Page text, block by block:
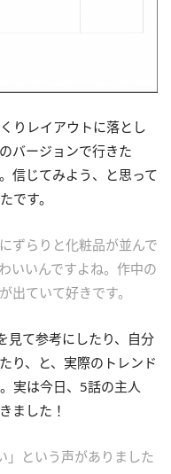
りレイアウトに落とし
バージョンで行きた
信じてみよう、と思って
です。
ずらりと化粧品が並んで
いいんですよね。作中の
出ていて好きです。
見て参考にしたり、自分
り、と、実際のトレンド
実は今日、5話の主人
ました！
という声がありました